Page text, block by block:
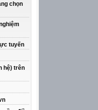
chọn
tuyến
hệ) trên